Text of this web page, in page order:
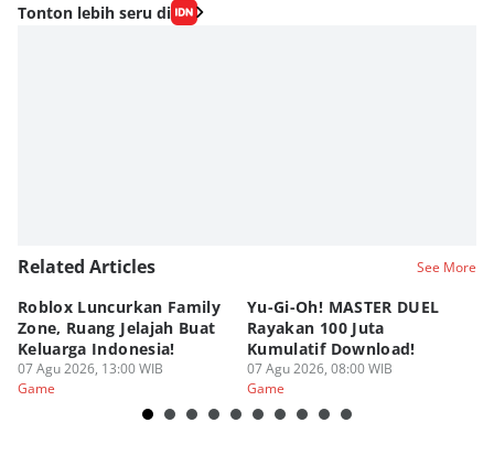
Tonton lebih seru di
Related Articles See More
Roblox Luncurkan Family
Zone, Ruang Jelajah Buat
Keluarga Indonesia!
07 Agu 2026, 13:00 WIB
Game
Yu-Gi-Oh! MASTER DUEL
Rayakan 100 Juta
Kumulatif Download!
07 Agu 2026, 08:00 WIB
Game